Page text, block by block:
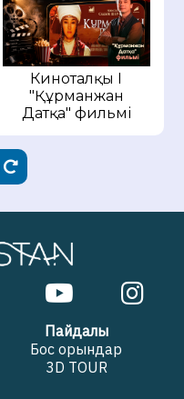
Киноталқы I
"Құрманжан
Датқа" фильмі
Пайдалы
Бос орындар
3D TOUR